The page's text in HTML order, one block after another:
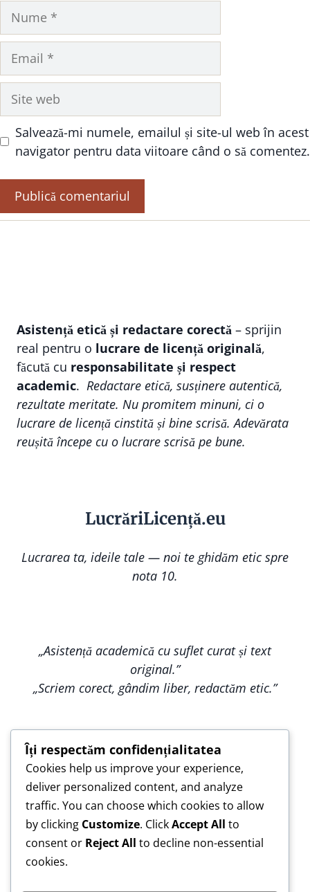
Site
web
Salvează-mi numele, emailul și site-ul web în acest
navigator pentru data viitoare când o să comentez.
Asistență etică și redactare corectă – sprijin
real pentru o lucrare de licență originală,
făcută cu responsabilitate și respect
academic. Redactare etică, susținere autentică,
rezultate meritate. Nu promitem minuni, ci o
lucrare de licență cinstită și bine scrisă. Adevărata
reușită începe cu o lucrare scrisă pe bune.
LucrăriLicență.eu
Lucrarea ta, ideile tale — noi te ghidăm etic spre
nota 10.
„Asistență academică cu suflet curat și text
original.”
„Scriem corect, gândim liber, redactăm etic.”
„Construim împreună, nu copiem — pentru o
lucrare care te reprezintă.”
„Asistență de încredere pentru lucrări scrise cu
responsabilitate.”
Îți respectăm confidențialitatea
Cookies help us improve your experience,
deliver personalized content, and analyze
traffic. You can choose which cookies to allow
by clicking Customize. ClickAccept All to
consent or Reject All to decline non-essential
cookies.